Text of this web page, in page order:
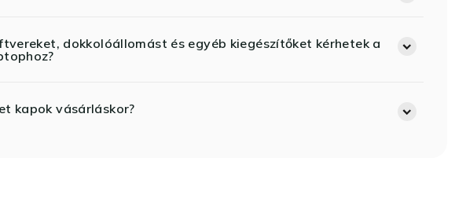
dokkolóállomást és egyéb kiegészítőket kérhetek a
kapok vásárláskor?